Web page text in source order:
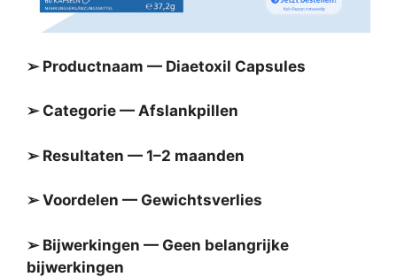
➢ Productnaam — Diaetoxil Capsules
➢ Categorie — Afslankpillen
➢ Resultaten — 1–2 maanden
➢ Voordelen — Gewichtsverlies
➢ Bijwerkingen — Geen belangrijke
bijwerkingen